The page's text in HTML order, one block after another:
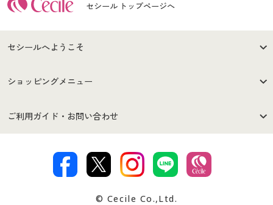
セシール トップページへ
セシールへようこそ
はじめての方へ
セシールご利用規約
著作権・商標について 会社案内
ショッピングメニュー
商品カテゴリ
ご利用ガイド・お問い合わせ
交換・返品は お支払は
© Cecile Co.,Ltd.